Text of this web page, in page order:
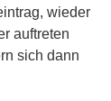
wieder
auftreten
sich dann